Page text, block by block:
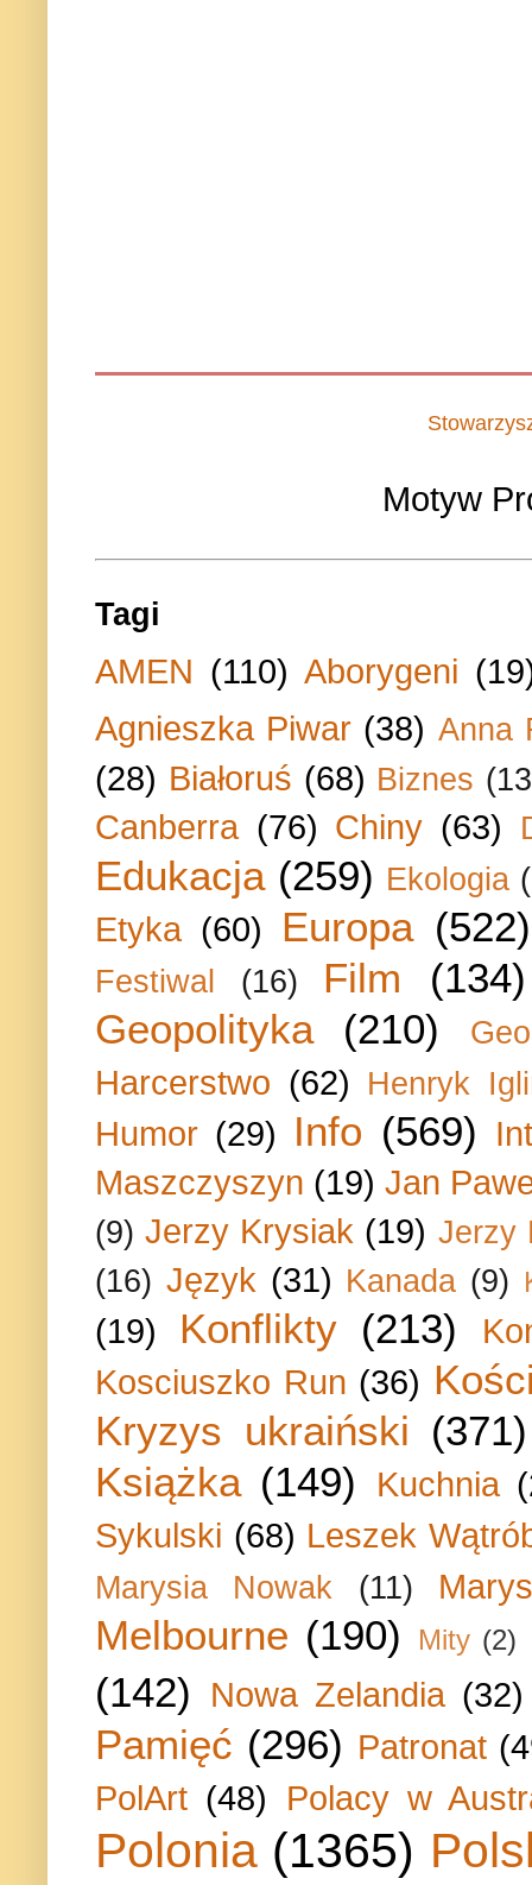
Motyw
Tagi
AMEN (110) Aborygeni
Agnieszka Piwar (38) Anna
(28) Białoruś (68) Biznes
Canberra (76) Chiny (63)
Edukacja (259) Ekologia
Etyka (60) Europa (522)
Festiwal (16) Film
(134)
Geopolityka
(210)
Harcerstwo (62) Henryk
Humor (29) Info (569)
Maszczyszyn (19) Jan
(9) Jerzy Krysiak (19) Jerzy
(16) Język (31) Kanada (9)
(19) Konflikty (213)
Kosciuszko Run (36)
Kryzys ukraiński (371)
Książka (149) Kuchnia
Sykulski (68) Leszek
Marysia Nowak (11)
Melbourne (190) Mity (2)
(142) Nowa Zelandia (32)
Pamięć (296) Patronat
PolArt (48) Polacy w
Polonia (1365)